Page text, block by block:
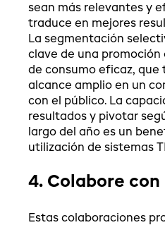
sean más relevantes y
traduce en mejores
La segmentación
clave de una promoción
de consumo eficaz, que
alcance amplio en un
con el público. La
resultados y pivotar
largo del año es un
utilización de sistemas
4. Colabore
Estas colaboraciones